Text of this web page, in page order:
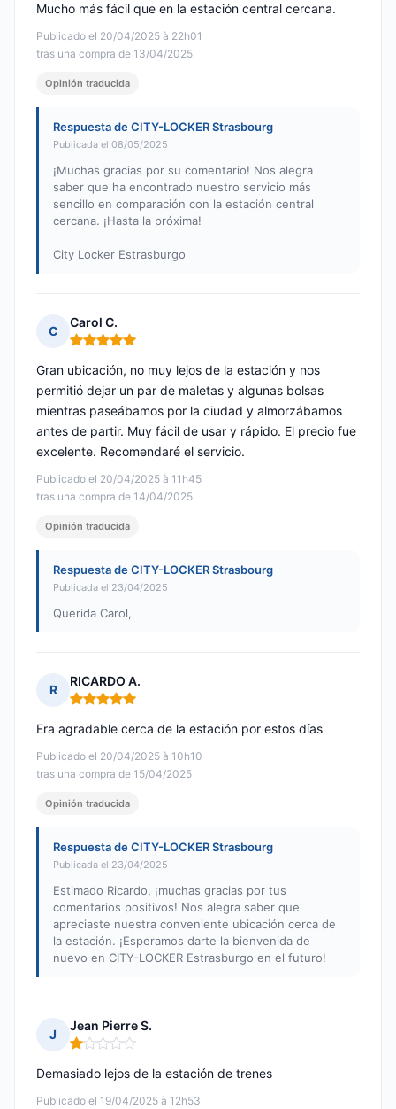
Publicado el 20/04/2025 à 22h01
tras una compra de 13/04/2025
Mucho más fácil que en la estación central cercana.
Opinión traducida
Respuesta de CITY-LOCKER Strasbourg
Publicada el 08/05/2025
¡Muchas gracias por su comentario! Nos alegra
saber que ha encontrado nuestro servicio más
sencillo en comparación con la estación central
cercana. ¡Hasta la próxima!
City Locker Estrasburgo
C
Carol C.
Nota: 5 de 5
Publicado el 20/04/2025 à 11h45
tras una compra de 14/04/2025
Gran ubicación, no muy lejos de la estación y nos
permitió dejar un par de maletas y algunas bolsas
mientras paseábamos por la ciudad y almorzábamos
antes de partir. Muy fácil de usar y rápido. El precio fue
excelente. Recomendaré el servicio.
Opinión traducida
Respuesta de CITY-LOCKER Strasbourg
Publicada el 23/04/2025
Querida Carol,
R
RICARDO A.
Nota: 5 de 5
Publicado el 20/04/2025 à 10h10
tras una compra de 15/04/2025
Era agradable cerca de la estación por estos días
Opinión traducida
Respuesta de CITY-LOCKER Strasbourg
Publicada el 23/04/2025
Estimado Ricardo, ¡muchas gracias por tus
comentarios positivos! Nos alegra saber que
apreciaste nuestra conveniente ubicación cerca de
la estación. ¡Esperamos darte la bienvenida de
nuevo en CITY-LOCKER Estrasburgo en el futuro!
J
Jean Pierre S.
Nota: 1 de 5
Publicado el 19/04/2025 à 12h53
Demasiado lejos de la estación de trenes